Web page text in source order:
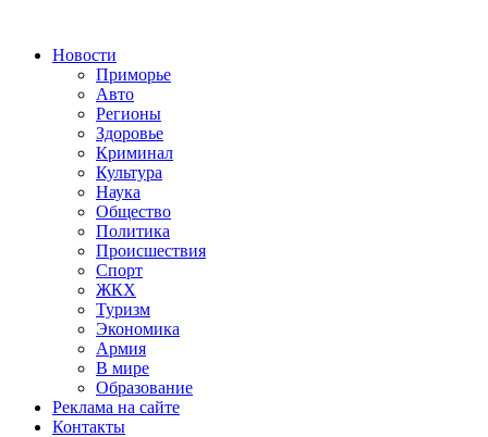
Новости
Приморье
Авто
Регионы
Здоровье
Криминал
Культура
Наука
Общество
Политика
Происшествия
Спорт
ЖКХ
Туризм
Экономика
Армия
В мире
Образование
Реклама на сайте
Контакты